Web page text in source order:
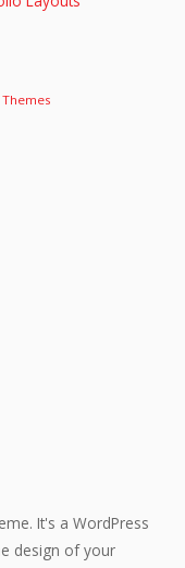
It's a WordPress
design of your